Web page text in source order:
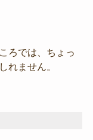
ろでは、ちょっ
れません。